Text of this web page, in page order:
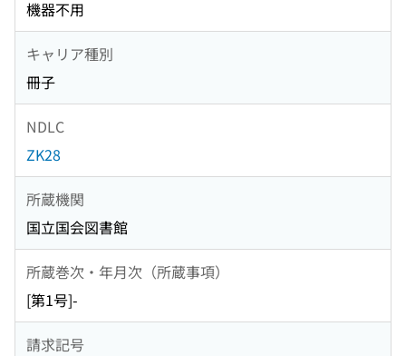
機器不用
キャリア種別
冊子
NDLC
ZK28
所蔵機関
国立国会図書館
所蔵巻次・年月次（所蔵事項）
[第1号]-
請求記号